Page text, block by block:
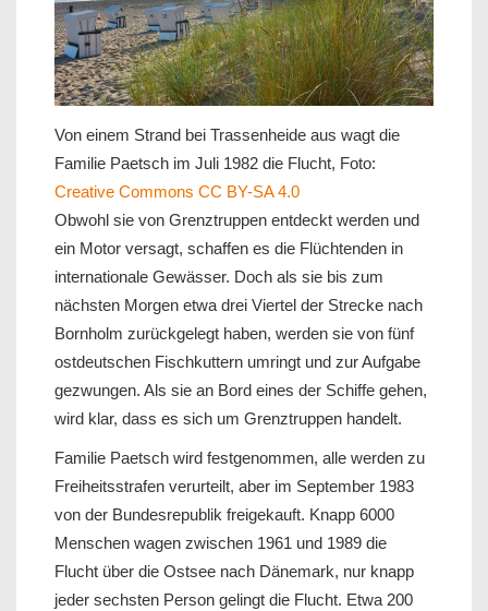
Von einem Strand bei Trassenheide aus wagt die
Familie Paetsch im Juli 1982 die Flucht, Foto:
Creative Commons CC BY-SA 4.0
Obwohl sie von Grenztruppen entdeckt werden und
ein Motor versagt, schaffen es die Flüchtenden in
internationale Gewässer. Doch als sie bis zum
nächsten Morgen etwa drei Viertel der Strecke nach
Bornholm zurückgelegt haben, werden sie von fünf
ostdeutschen Fischkuttern umringt und zur Aufgabe
gezwungen. Als sie an Bord eines der Schiffe gehen,
wird klar, dass es sich um Grenztruppen handelt.
Familie Paetsch wird festgenommen, alle werden zu
Freiheitsstrafen verurteilt, aber im September 1983
von der Bundesrepublik freigekauft. Knapp 6000
Menschen wagen zwischen 1961 und 1989 die
Flucht über die Ostsee nach Dänemark, nur knapp
jeder sechsten Person gelingt die Flucht. Etwa 200